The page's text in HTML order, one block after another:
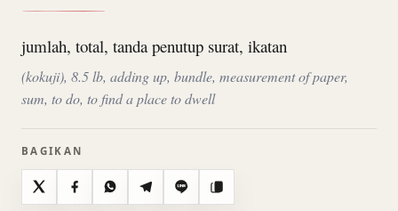
jumlah, total, tanda penutup surat, ikatan
(kokuji), 8.5 lb, adding up, bundle, measurement of paper,
sum, to do, to find a place to dwell
BAGIKAN
X FacebookWhatsAppTelegramLine Salin